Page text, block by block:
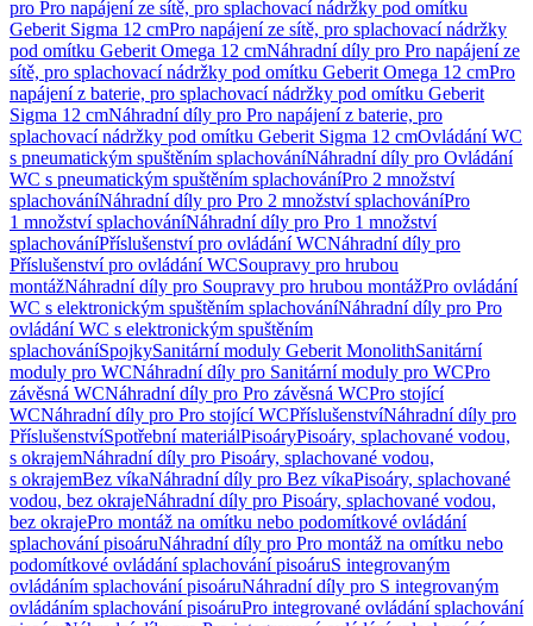
pro Pro napájení ze sítě, pro splachovací nádržky pod omítku
Geberit Sigma 12 cmPro napájení ze sítě, pro splachovací nádržky
pod omítku Geberit Omega 12 cmNáhradní díly pro Pro napájení ze
sítě, pro splachovací nádržky pod omítku Geberit Omega 12 cmPro
napájení z baterie, pro splachovací nádržky pod omítku Geberit
Sigma 12 cmNáhradní díly pro Pro napájení z baterie, pro
splachovací nádržky pod omítku Geberit Sigma 12 cmOvládání WC
s pneumatickým spuštěním splachováníNáhradní díly pro Ovládání
WC s pneumatickým spuštěním splachováníPro 2 množství
splachováníNáhradní díly pro Pro 2 množství splachováníPro
1 množství splachováníNáhradní díly pro Pro 1 množství
splachováníPříslušenství pro ovládání WCNáhradní díly pro
Příslušenství pro ovládání WCSoupravy pro hrubou
montážNáhradní díly pro Soupravy pro hrubou montážPro ovládání
WC s elektronickým spuštěním splachováníNáhradní díly pro Pro
ovládání WC s elektronickým spuštěním
splachováníSpojkySanitární moduly Geberit MonolithSanitární
moduly pro WCNáhradní díly pro Sanitární moduly pro WCPro
závěsná WCNáhradní díly pro Pro závěsná WCPro stojící
WCNáhradní díly pro Pro stojící WCPříslušenstvíNáhradní díly pro
PříslušenstvíSpotřební materiálPisoáryPisoáry, splachované vodou,
s okrajemNáhradní díly pro Pisoáry, splachované vodou,
s okrajemBez víkaNáhradní díly pro Bez víkaPisoáry, splachované
vodou, bez okrajeNáhradní díly pro Pisoáry, splachované vodou,
bez okrajePro montáž na omítku nebo podomítkové ovládání
splachování pisoáruNáhradní díly pro Pro montáž na omítku nebo
podomítkové ovládání splachování pisoáruS integrovaným
ovládáním splachování pisoáruNáhradní díly pro S integrovaným
ovládáním splachování pisoáruPro integrované ovládání splachování